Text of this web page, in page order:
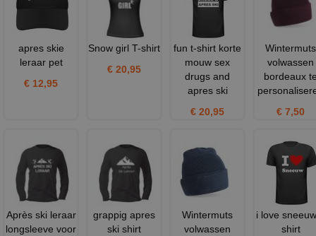
apres skie
leraar pet
€ 12,95
Snow girl T-shirt
€ 20,95
fun t-shirt korte
mouw sex
drugs and
apres ski
€ 20,95
Wintermuts
volwassen
bordeaux
€ 7,50
Après ski leraar
longsleeve voor
grappig apres
ski shirt
Wintermuts
volwassen
i love
shirt